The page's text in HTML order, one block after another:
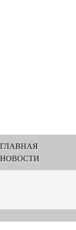
ГЛАВНАЯ
НОВОСТИ